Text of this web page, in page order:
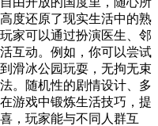
度还原了现实生活中的熟
家可以通过扮演医生、邻
互动。例如，你可以尝试
滑冰公园玩耍，无拘无束
。随机性的剧情设计、多
游戏中锻炼生活技巧，提
，玩家能与不同人群互